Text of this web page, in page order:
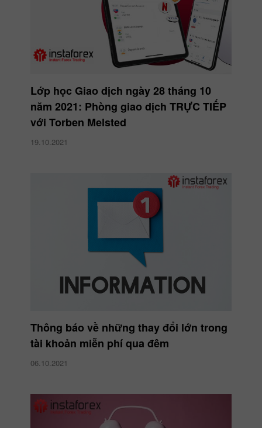
Lớp học Giao dịch ngày 28 tháng 10
năm 2021: Phòng giao dịch TRỰC TIẾP
với Torben Melsted
19.10.2021
Thông báo về những thay đổi lớn trong
tài khoản miễn phí qua đêm
06.10.2021